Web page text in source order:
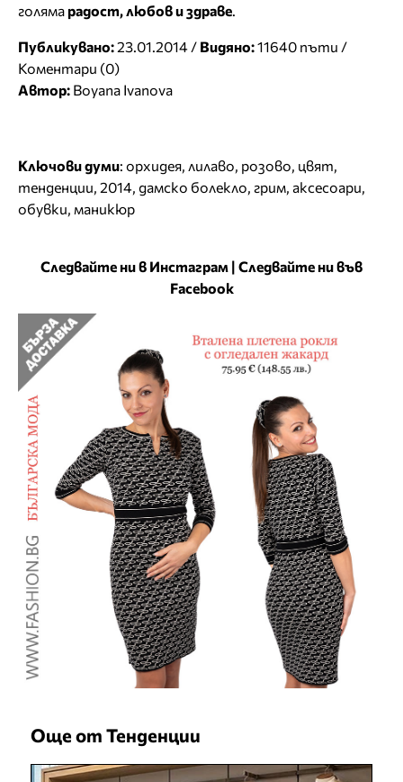
голяма радост, любов и здраве
Публикувано:23.01.2014 / Видяно:11640 пъти /
Коментари (0)
Автор: Boyana Ivanova
Ключови думи: орхидея лилаво розово цвят
тенденции 2014 дамско болекло грим аксесоари
обувки маникюр
Следвайте ни в Инстаграм | Следвайте ни във
Facebook
Още от Тенденции